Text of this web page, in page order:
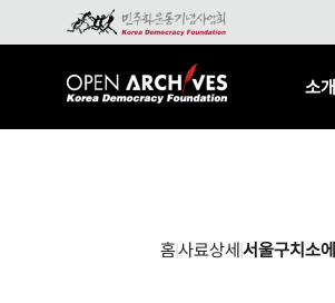
소개
홈사료상세서울구치소